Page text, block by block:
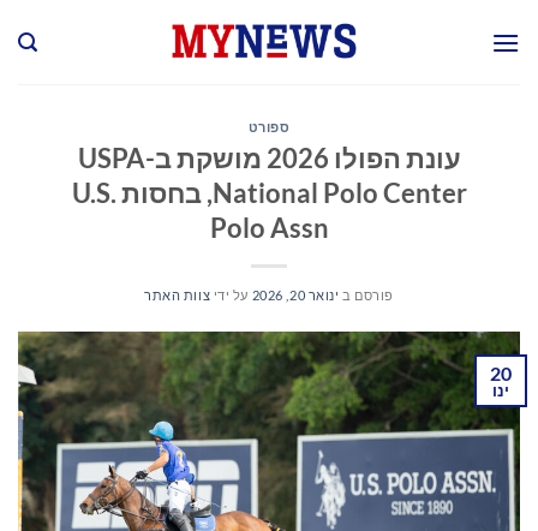
ספורט
עונת הפולו 2026 מושקת ב-USPA
National Polo Center, בחסות U.S.
Polo Assn
פורסם ב ינואר 20, 2026 על ידי צוות האתר
20
ינו